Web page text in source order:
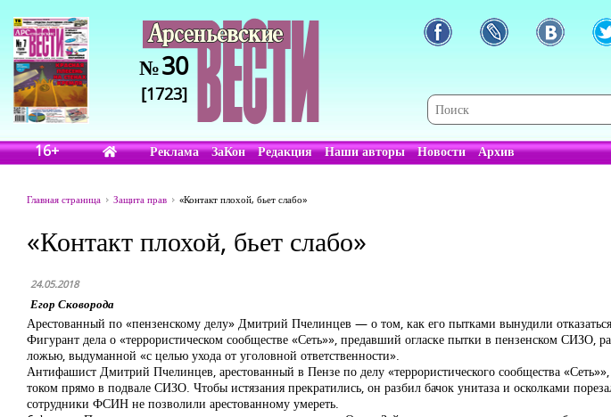
№30
[1723]
16+ Реклама ЗаКон Редакция Наши авторы Новости Архив
Главная страница Защита прав «Контакт плохой, бьет слабо»
«Контакт плохой, бьет слабо»
24.05.2018
Егор Сковорода
Арестованный по «пензенскому делу» Дмитрий Пчелинцев — о том, как его пытками вынудили
Фигурант дела о «террористическом сообществе «Сеть»», предавший огласке пытки в пензенском СИЗО,
ложью, выдуманной «с целью ухода от уголовной ответственности».
Антифашист Дмитрий Пчелинцев, арестованный в Пензе по делу «террористического сообщества
током прямо в подвале СИЗО. Чтобы истязания прекратились, он разбил бачок унитаза и осколками
сотрудники ФСИН не позволили арестованному умереть.